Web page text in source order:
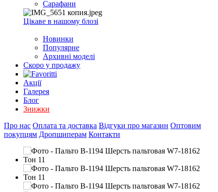
Сарафани
Цікаве в нашому блозі
Новинки
Популярне
Архивні моделі
Скоро у продажу
Акції
Галерея
Блог
Знижки
Про нас Оплата та доставка Відгуки про магазин Оптовим
покупцям Дропшиперам Контакти